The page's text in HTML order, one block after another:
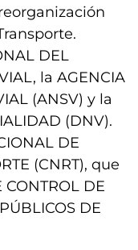
DEL
la AGENCIA
(ANSV) y la
(DNV).
DE
(CNRT), que
DE
DE